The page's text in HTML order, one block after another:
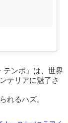
テンポ』は、世界
テリアに魅了さ
れるハズ。